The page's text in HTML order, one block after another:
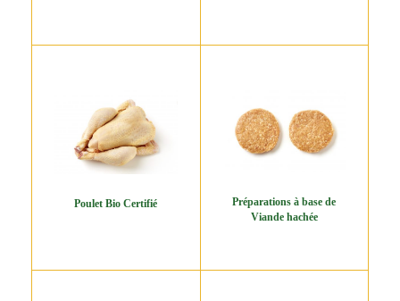
Poulet Bio Certifié
Préparations à base de
Viande hachée